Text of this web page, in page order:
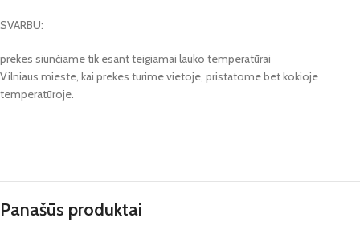
SVARBU:
prekes siunčiame tik esant teigiamai lauko temperatūrai
Vilniaus mieste, kai prekes turime vietoje, pristatome bet kokioje
temperatūroje.
Panašūs produktai